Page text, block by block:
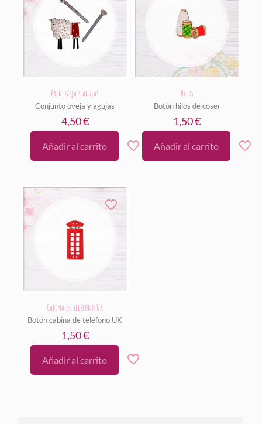
página
Pack oveja y agujas
Conjunto oveja y agujas
4,50€
Añadir al carrito
Hilos
Botón hilos de coser
1,50€
Añadir al carrito
Cabina de teléfono UK
Botón cabina de teléfono UK
1,50€
Añadir al carrito